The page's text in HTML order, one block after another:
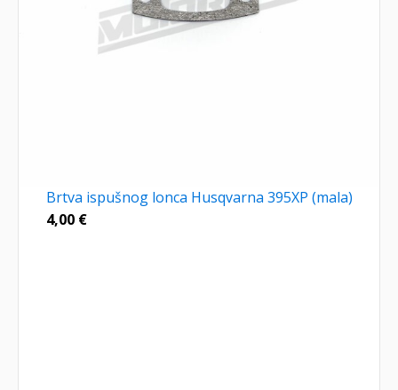
Brtva ispušnog lonca Husqvarna 395XP (mala)
4,00 €